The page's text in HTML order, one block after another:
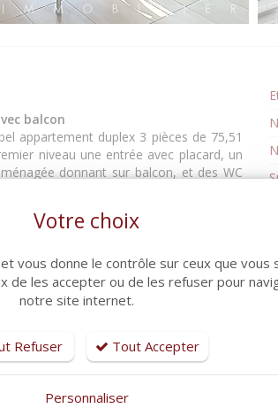
balcon
appartement duplex 3 pièces de 75,51
niveau une entrée avec placard, un
donnant sur balcon, et des WC
mansardées de 10,57 m2 et 11,43 m2
réversible.Possibilité d'achat de
euros (Eau froide comprise)PRIX 239
euros + 9 200 euros d'honoraires à la
du village, au 18 Avenue du
de l'acquéreur.)Copropriété de 80 lots -
: 1450 euros.
sur le site Géorisques
Votre choix
vous donne le contrôle sur ceux que vous
de les accepter ou de les refuser pour
notre site internet.
Refuser Tout Accepter
Personnaliser